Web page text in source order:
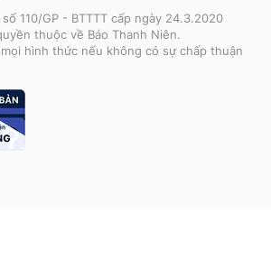
110/GP - BTTTT cấp ngày 24.3.2020
thuộc về Báo Thanh Niên.
hình thức nếu không có sự chấp thuận